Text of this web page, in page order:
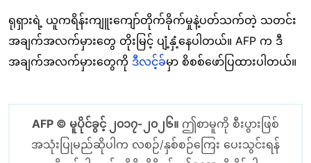
ရုရှားရဲ့ ယူကရိန်းကျူးကျော်တိုက်ခိုက်မှုနဲ့ပတ်သက်တဲ့ သတင်း
အချက်အလက်မှားတွေ တိုးမြင့် ပျံ့နှံ့နေပါတယ်။ AFP က ဒီ
အချက်အလက်မှားတွေကို ဒီလင့်ခ်မှာ စိစစ်ဖော်ပြထားပါတယ်။
AFP © မူပိုင်ခွင့် ၂၀၁၇-၂၀၂၆။ ဤစာမူကို စီးပွားဖြစ်
အသုံးပြုမည်ဆိုပါက လစဉ်/နှစ်စဉ်ကြေး ပေးသွင်းရန်